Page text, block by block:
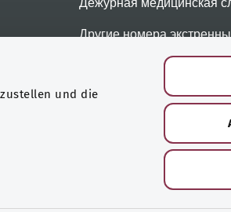
und die
Другие номера